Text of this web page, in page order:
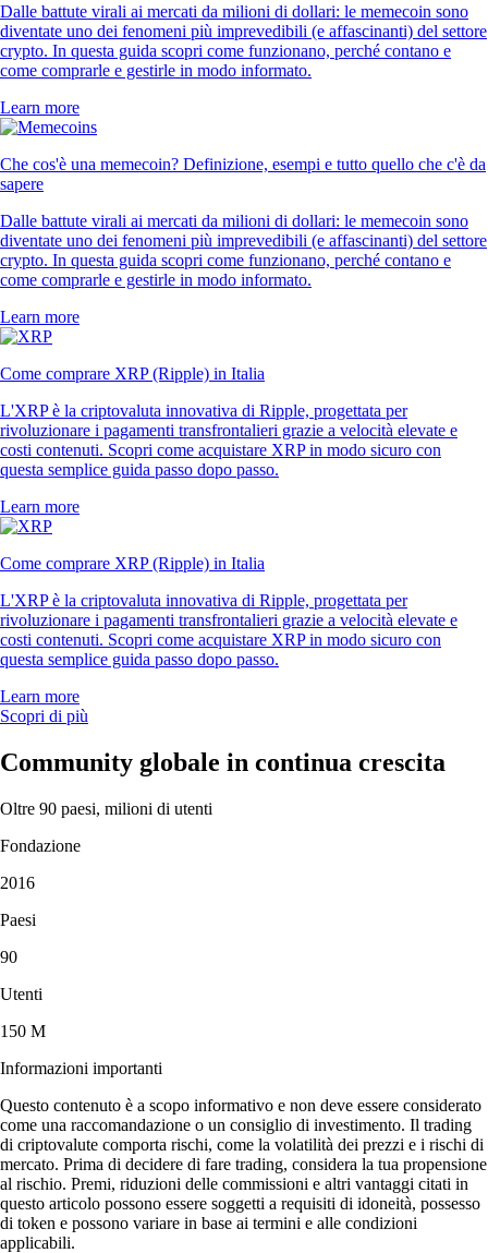
Dalle battute virali ai mercati da milioni di dollari: le memecoin sono
diventate uno dei fenomeni più imprevedibili (e affascinanti) del settore
crypto. In questa guida scopri come funzionano, perché contano e
come comprarle e gestirle in modo informato.
Learn more
Che cos'è una memecoin? Definizione, esempi e tutto quello che c'è da
sapere
Dalle battute virali ai mercati da milioni di dollari: le memecoin sono
diventate uno dei fenomeni più imprevedibili (e affascinanti) del settore
crypto. In questa guida scopri come funzionano, perché contano e
come comprarle e gestirle in modo informato.
Learn more
Come comprare XRP (Ripple) in Italia
L'XRP è la criptovaluta innovativa di Ripple, progettata per
rivoluzionare i pagamenti transfrontalieri grazie a velocità elevate e
costi contenuti. Scopri come acquistare XRP in modo sicuro con
questa semplice guida passo dopo passo.
Learn more
Come comprare XRP (Ripple) in Italia
L'XRP è la criptovaluta innovativa di Ripple, progettata per
rivoluzionare i pagamenti transfrontalieri grazie a velocità elevate e
costi contenuti. Scopri come acquistare XRP in modo sicuro con
questa semplice guida passo dopo passo.
Learn more
Scopri di più
Community globale in continua crescita
Oltre 90 paesi, milioni di utenti
Fondazione
2016
Paesi
90
Utenti
150 M
Informazioni importanti
Questo contenuto è a scopo informativo e non deve essere considerato
come una raccomandazione o un consiglio di investimento. Il trading
di criptovalute comporta rischi, come la volatilità dei prezzi e i rischi di
mercato. Prima di decidere di fare trading, considera la tua propensione
al rischio. Premi, riduzioni delle commissioni e altri vantaggi citati in
questo articolo possono essere soggetti a requisiti di idoneità, possesso
di token e possono variare in base ai termini e alle condizioni
applicabili.